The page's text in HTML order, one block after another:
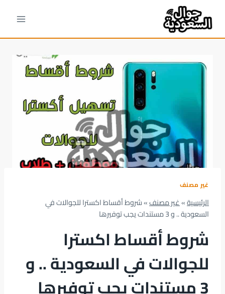
المحتوى
غير مصنف
الرئيسية»غير مصنف»شروط أقساط اكسترا للجوالات في
السعودية .. و 3 مستندات يجب توفيرها
شروط أقساط اكسترا
للجوالات في السعودية .. و
3 مستندات يجب توفيرها